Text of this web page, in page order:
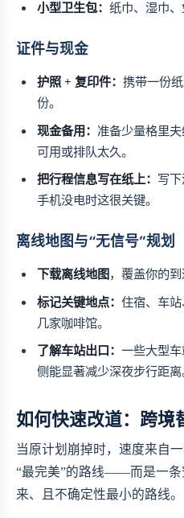
小型卫生包：纸巾、湿巾、
证件与现金
护照 + 复印件：携带一份
份。
现金备用： 准备少量格里
可用或排队太久。
把行程信息写在纸上： 写下
手机没电时这很关键。
离线地图与“无信号”规划
下载离线地图 ，覆盖你的到
标记关键地点：住宿、车
几家咖啡馆。
了解车站出口：一些大型
侧能显著减少深夜步行距离
如何快速改道：跨境
当原计划崩掉时，速度来自
“最完美”的路线——而是一条
来、且不确定性最小的路线。